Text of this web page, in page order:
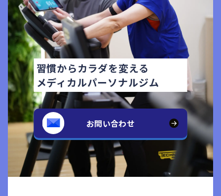
習慣からカラダを変える
メディカルパーソナルジム
お問い合わせ